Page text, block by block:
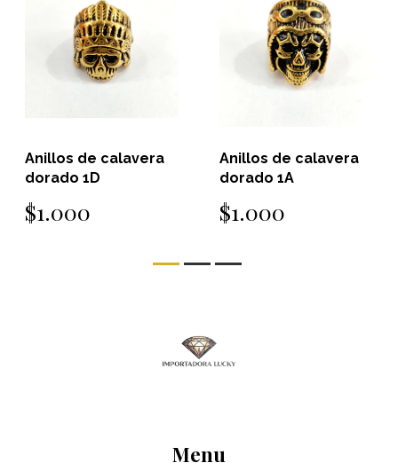
Anillos de calavera
dorado 1D
$1.000
Anillos de calavera
dorado 1A
$1.000
Menu